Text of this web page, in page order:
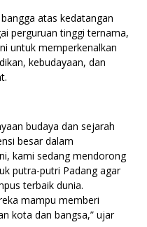
atas kedatangan
perguruan tinggi ternama,
untuk memperkenalkan
kebudayaan, dan
budaya dan sejarah
besar dalam
kami sedang mendorong
putra-putri Padang agar
terbaik dunia.
mampu memberi
kota dan bangsa,” ujar